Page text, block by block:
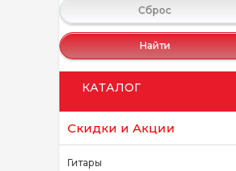
Сброс
Найти
КАТАЛОГ
Скидки и Акции
Гитары